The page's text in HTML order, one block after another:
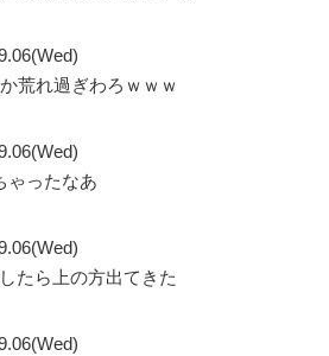
荒れ過ぎわろｗｗｗ
ゃったなあ
たら上の方出てきた